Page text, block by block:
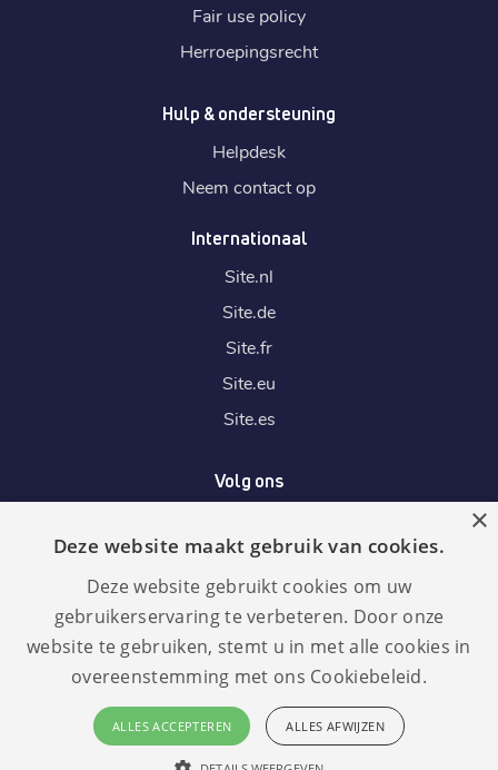
Taal:
Nederlands
GDPR
compliant
Fair use policy
Herroepingsrecht
Hulp & ondersteuning
Helpdesk
Neem contact op
Internationaal
Site.nl
Site.de
Site.fr
Site.eu
Site.es
Volg ons
Wij accepteren
×
Deze website maakt gebruik van cookies.
Deze website gebruikt cookies om uw
gebruikerservaring te verbeteren. Door onze
website te gebruiken, stemt u in met alle cookies in
overeenstemming met ons Cookiebeleid.
ALLES ACCEPTEREN ALLES AFWIJZEN